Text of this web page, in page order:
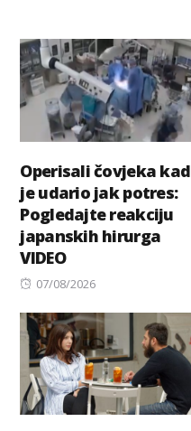
Operisali čovjeka kad
je udario jak potres:
Pogledajte reakciju
japanskih hirurga
VIDEO
Posted
07/08/2026